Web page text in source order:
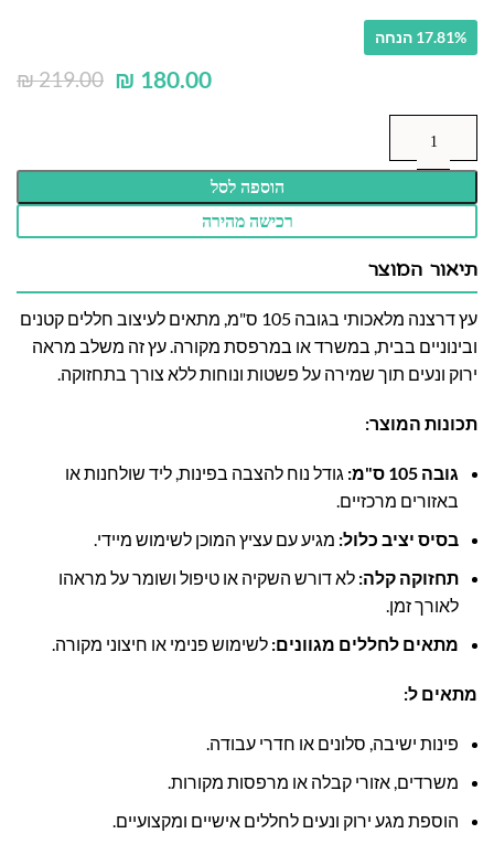
17.81% הנחה
₪219.00 ₪ 180.00
הוספה לסל
רכישה מהירה
תיאור המוצר
עץ דרצנה מלאכותי בגובה 105 ס"מ, מתאים לעיצוב חללים קטנים
ובינוניים בבית, במשרד או במרפסת מקורה. עץ זה משלב מראה
ירוק ונעים תוך שמירה על פשטות ונוחות ללא צורך בתחזוקה.
תכונות המוצר:
גובה 105 ס"מ:
גודל נוח להצבה בפינות, ליד שולחנות או
באזורים מרכזיים.
בסיס יציב כלול: מגיע עם עציץ המוכן לשימוש מיידי.
תחזוקה קלה: לא דורש השקיה או טיפול ושומר על מראהו
לאורך זמן.
מתאים לחללים מגוונים: לשימוש פנימי או חיצוני מקורה.
מתאים ל:
פינות ישיבה, סלונים או חדרי עבודה.
משרדים, אזורי קבלה או מרפסות מקורות.
הוספת מגע ירוק ונעים לחללים אישיים ומקצועיים.